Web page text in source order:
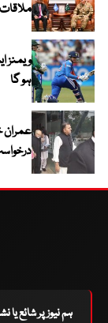
ہو گا
عمران
ہم نیوز پر شائع یا